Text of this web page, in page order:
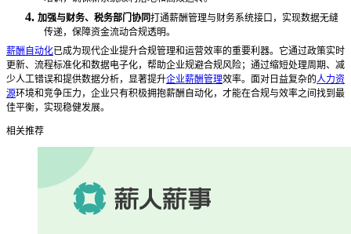
4. 加强与财务、税务部门协同打通薪酬管理与财务系统接口，实现数据无缝
传递，保障资金流动合规透明。
薪酬自动化已成为现代企业提升合规管理和运营效率的重要利器。它通过政策实时
更新、流程标准化和数据电子化，帮助企业规避合规风险；通过缩短处理周期、减
少人工错误和提供数据分析，显著提升企业薪酬管理效率。面对日益复杂的人力资
源环境和竞争压力，企业只有积极拥抱薪酬自动化，才能在合规与效率之间找到最
佳平衡，实现稳健发展。
相关推荐